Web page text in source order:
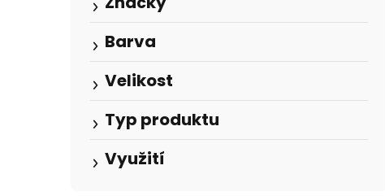
Barva
Velikost
Typ produktu
Využití